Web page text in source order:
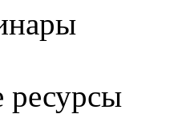
ресурсы